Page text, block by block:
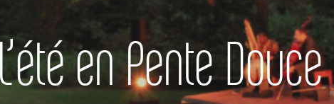
en Pente Douce